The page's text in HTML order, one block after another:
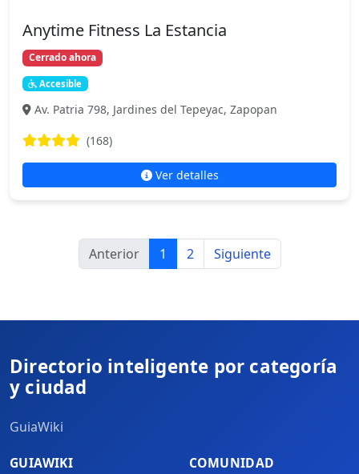
Anytime Fitness La Estancia
Cerrado ahora
Accesible
Av. Patria 798, Jardines del Tepeyac, Zapopan
(168)
Ver detalles
Anterior 1 2 Siguiente
Directorio inteligente por categoría
y ciudad
GuiaWiki
GUIAWIKI COMUNIDAD